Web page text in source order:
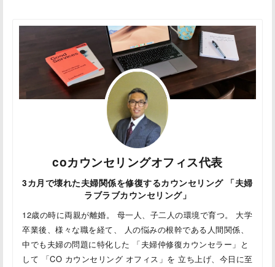
coカウンセリングオフィス代表
3カ月で壊れた夫婦関係を修復するカウンセリング 「夫婦
ラブラブカウンセリング」
12歳の時に両親が離婚。 母一人、子二人の環境で育つ。 大学
卒業後、様々な職を経て、 人の悩みの根幹である人間関係、
中でも夫婦の問題に特化した 「夫婦仲修復カウンセラー」と
して 「CO カウンセリング オフィス」を 立ち上げ、今日に至